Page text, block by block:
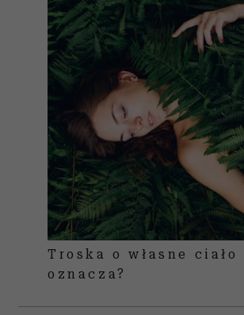
Troska o własne
oznacza?